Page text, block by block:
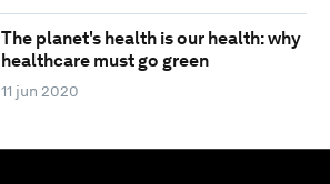
The planet's health is our health: why
healthcare must go green
11 jun 2020